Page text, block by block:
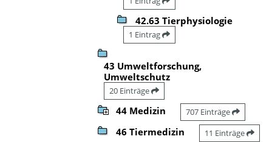
42.63 Tierphysiologie
1 Eintrag
43 Umweltforschung,
Umweltschutz
20 Einträge
44 Medizin 707 Einträge
46 Tiermedizin 11 Einträge